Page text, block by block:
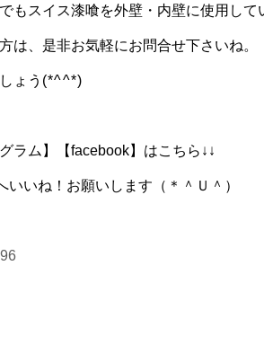
もスイス漆喰を外壁・内壁に使用して
は、是非お気軽にお問合せ下さいね。
ょう (*^^*)
ラム】【facebook】はこちら↓↓
いね！お願いします（＊＾Ｕ＾）